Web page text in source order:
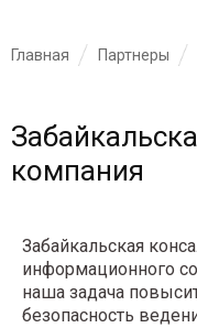
Главная Партнеры
компания
Забайкальская
информационного
наша задача
безопасность